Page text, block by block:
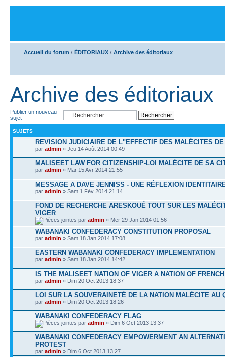
Accueil du forum ‹ ÉDITORIAUX ‹ Archive des éditoriaux
Archive des éditoriaux
Publier un nouveau
sujet
SUJETS
REVISION JUDICIAIRE DE L"EFFECTIF DES MALÉCITES
par admin » Jeu 14 Août 2014 00:49
MALISEET LAW FOR CITIZENSHIP-LOI MALÉCITE DE SA
par admin » Mar 15 Avr 2014 21:55
MESSAGE A DAVE JENNISS - UNE RÉFLEXION
par admin » Sam 1 Fév 2014 21:14
FOND DE RECHERCHE ARESKOUÉ TOUT SUR LES
VIGER
par admin » Mer 29 Jan 2014 01:56
WABANAKI CONFEDERACY CONSTITUTION PROPOSAL
par admin » Sam 18 Jan 2014 17:08
EASTERN WABANAKI CONFEDERACY IMPLEMENTATION
par admin » Sam 18 Jan 2014 14:42
IS THE MALISEET NATION OF VIGER A NATION OF
par admin » Dim 20 Oct 2013 18:37
LOI SUR LA SOUVERAINETÉ DE LA NATION MALÉCITE AU
par admin » Dim 20 Oct 2013 18:26
WABANAKI CONFEDERACY FLAG
par admin » Dim 6 Oct 2013 13:37
WABANAKI CONFEDERACY EMPOWERMENT AN
PROTEST
par admin » Dim 6 Oct 2013 13:27